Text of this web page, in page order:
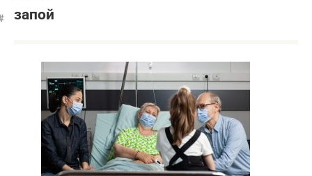
запой